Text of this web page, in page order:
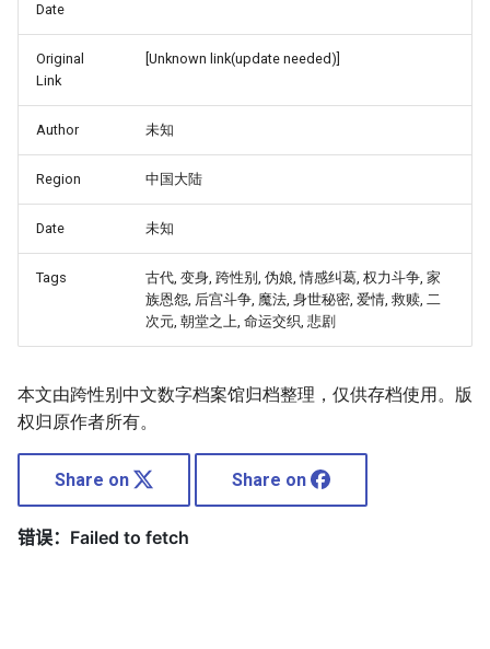
Date
Original
Link
[Unknown link(update needed)]
Author 未知
Region 中国大陆
Date 未知
Tags
古代, 变身, 跨性别, 伪娘, 情感纠葛, 权力斗争, 家
族恩怨, 后宫斗争, 魔法, 身世秘密, 爱情, 救赎, 二
次元, 朝堂之上, 命运交织, 悲剧
本文由跨性别中文数字档案馆归档整理，仅供存档使用。版
权归原作者所有。
Share on Share on